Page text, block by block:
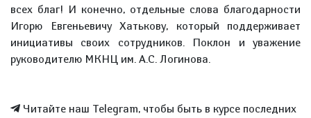
всех благ! И конечно, отдельные слова благодарности
Игорю Евгеньевичу Хатькову, который поддерживает
инициативы своих сотрудников. Поклон и уважение
руководителю МКНЦ им. А.С. Логинова.
Читайте наш Telegram, чтобы быть в курсе последних